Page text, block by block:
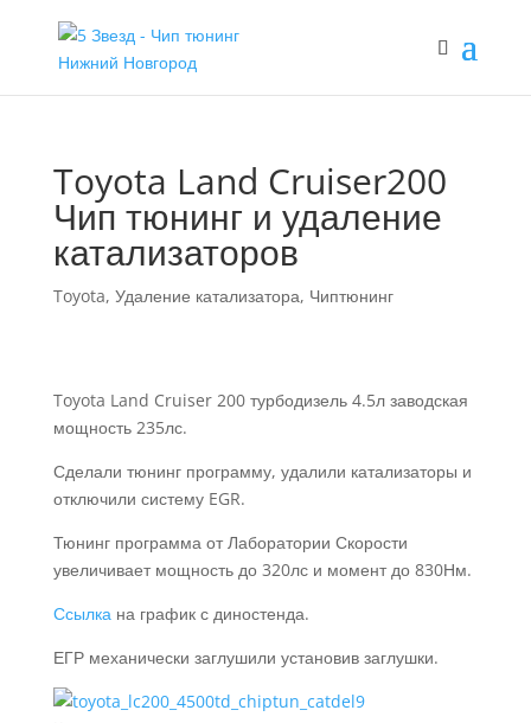
Toyota Land Cruiser200
Чип тюнинг и удаление
катализаторов
Toyota, Удаление катализатора, Чиптюнинг
Toyota Land Cruiser 200 турбодизель 4.5л заводская
мощность 235лс.
Сделали тюнинг программу, удалили катализаторы и
отключили систему EGR.
Тюнинг программа от Лаборатории Скорости
увеличивает мощность до 320лс и момент до 830Нм.
Ссылкана график с диностенда.
ЕГР механически заглушили установив заглушки.